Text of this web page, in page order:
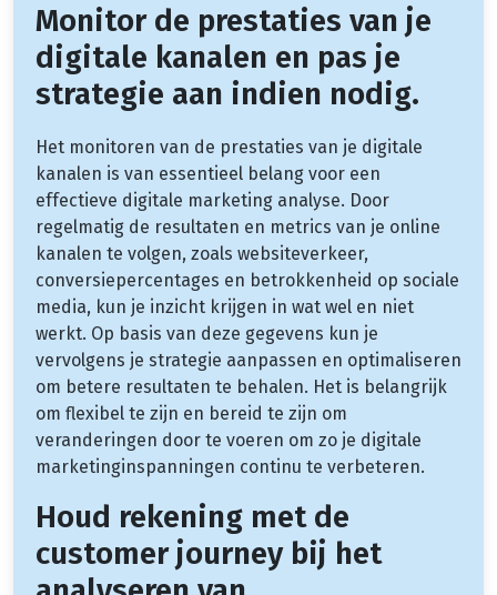
Monitor de prestaties van je
digitale kanalen en pas je
strategie aan indien nodig.
Het monitoren van de prestaties van je digitale
kanalen is van essentieel belang voor een
effectieve digitale marketing analyse. Door
regelmatig de resultaten en metrics van je online
kanalen te volgen, zoals websiteverkeer,
conversiepercentages en betrokkenheid op sociale
media, kun je inzicht krijgen in wat wel en niet
werkt. Op basis van deze gegevens kun je
vervolgens je strategie aanpassen en optimaliseren
om betere resultaten te behalen. Het is belangrijk
om flexibel te zijn en bereid te zijn om
veranderingen door te voeren om zo je digitale
marketinginspanningen continu te verbeteren.
Houd rekening met de
customer journey bij het